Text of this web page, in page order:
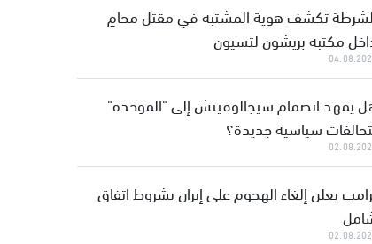
تكشف هوية المشتبه في مقتل محامٍ
مكتبه بريشون لتسيون
يمهد انضمام سيجالوفيتش إلى "الموحدة"
سياسية جديدة؟
يعلن إلغاء الهجوم على إيران بشروط اتفاق